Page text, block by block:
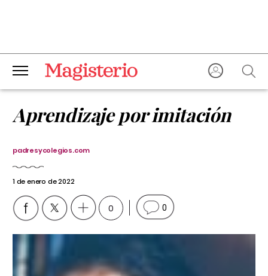
Aprendizaje por imitación
padresycolegios.com
1 de enero de 2022
0 0